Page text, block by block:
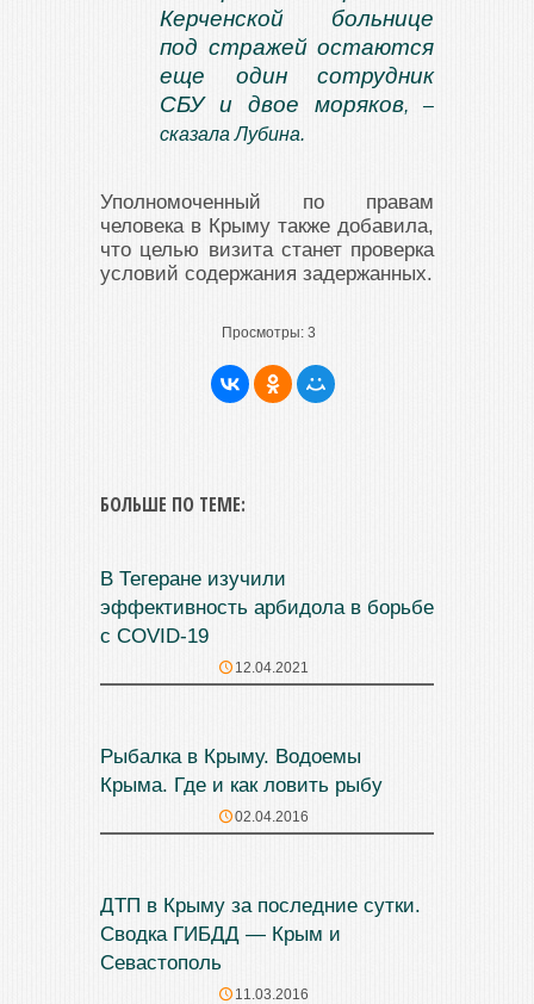
Керченской больнице
под стражей остаются
еще один сотрудник
СБУ и двое моряков, –
сказала Лубина.
Уполномоченный по правам
человека в Крыму также добавила,
что целью визита станет проверка
условий содержания задержанных.
Просмотры: 3
БОЛЬШЕ ПО ТЕМЕ:
В Тегеране изучили
эффективность арбидола в борьбе
с COVID-19
12.04.2021
Рыбалка в Крыму. Водоемы
Крыма. Где и как ловить рыбу
02.04.2016
ДТП в Крыму за последние сутки.
Сводка ГИБДД — Крым и
Севастополь
11.03.2016